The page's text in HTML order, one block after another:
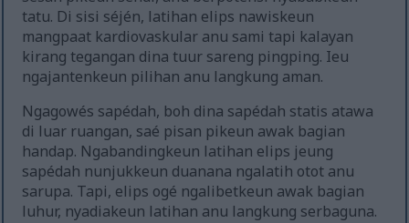
tatu. Di sisi séjén, latihan elips nawiskeun
mangpaat kardiovaskular anu sami tapi kalayan
kirang tegangan dina tuur sareng pingping. Ieu
ngajantenkeun pilihan anu langkung aman.
Ngagowés sapédah, boh dina sapédah statis atawa
di luar ruangan, saé pisan pikeun awak bagian
handap. Ngabandingkeun latihan elips jeung
sapédah nunjukkeun duanana ngalatih otot anu
sarupa. Tapi, elips ogé ngalibetkeun awak bagian
luhur, nyadiakeun latihan anu langkung serbaguna.